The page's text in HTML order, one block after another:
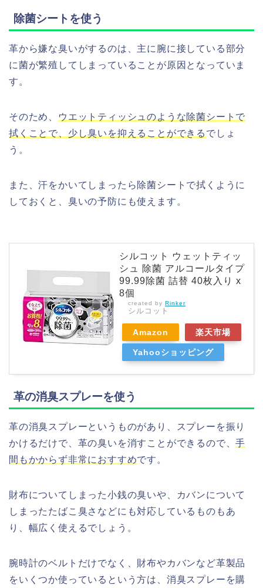
除菌シートを使う
革から嫌な臭いがするのは、主に腕に接している部分
に菌が繁殖してしまっていることが原因となっていま
す。
そのため、
ウエットティッシュのような除菌シートで
拭くことで、少し臭いを抑えることができる でしょ
う。
また、汗をかいてしまったら除菌シートで拭くように
しておくと、臭いの予防にも使えます。
シルコット ウェットティッ
シュ 除菌 アルコールタイプ
99.99除菌 詰替 40枚入り x
8個
created by Rinker
シルコット
Amazon 楽天市場
Yahooショッピング
革の消臭スプレーを使う
革の消臭スプレーというものがあり、スプレーを振り
かけるだけで、革の臭いを消すことができるので、手
間もかからず非常におすすめです。
財布についてしまった小銭の臭いや、カバンについて
しまったたばこ臭さなどにも対応しているものもあ
り、幅広く使えるでしょう。
腕時計のベルトだけでなく、財布やカバンなど革製品
をいくつか使っているという方は、消臭スプレーを購